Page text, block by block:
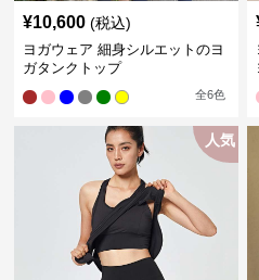
¥10,600 (税込)
ヨガウェア 細身シルエットのヨ
ガタンクトップ
全6色
人気